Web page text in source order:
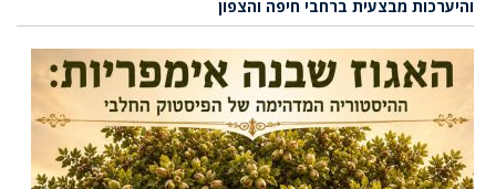
והיערכות מבצעית ברחבי חיפה והצפון